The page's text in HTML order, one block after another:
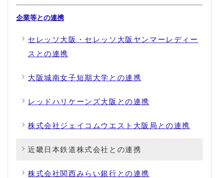
企業等との連携
セレッソ大阪・セレッソ大阪ヤンマーレディー
スとの連携
大阪城南女子短期大学との連携
レッドハリケーンズ大阪との連携
株式会社ジェイコムウエスト大阪局との連携
近畿日本鉄道株式会社との連携
株式会社関西みらい銀行との連携